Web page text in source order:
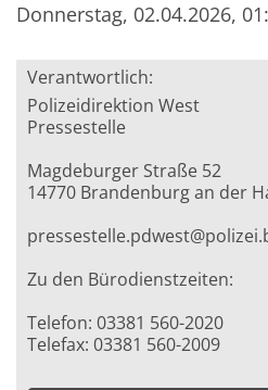
Donnerstag, 02.04.2026,
Verantwortlich:
Polizeidirektion West
Pressestelle
Magdeburger Straße 52
14770 Brandenburg an der
Zu den Bürodienstzeiten:
Telefon: 03381 560-2020
Telefax: 03381 560-2009